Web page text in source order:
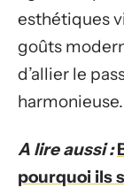
esthétiques
goûts
d’allier le
harmonieuse.
A lire aussi :
pourquoi ils